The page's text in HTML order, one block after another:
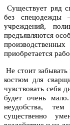
Существует ряд
без спецодежды
учреждений,
предъявляются
приобретается
Не стоит
костюм для
чувствовать себя
будет очень
неудобства,
существенно